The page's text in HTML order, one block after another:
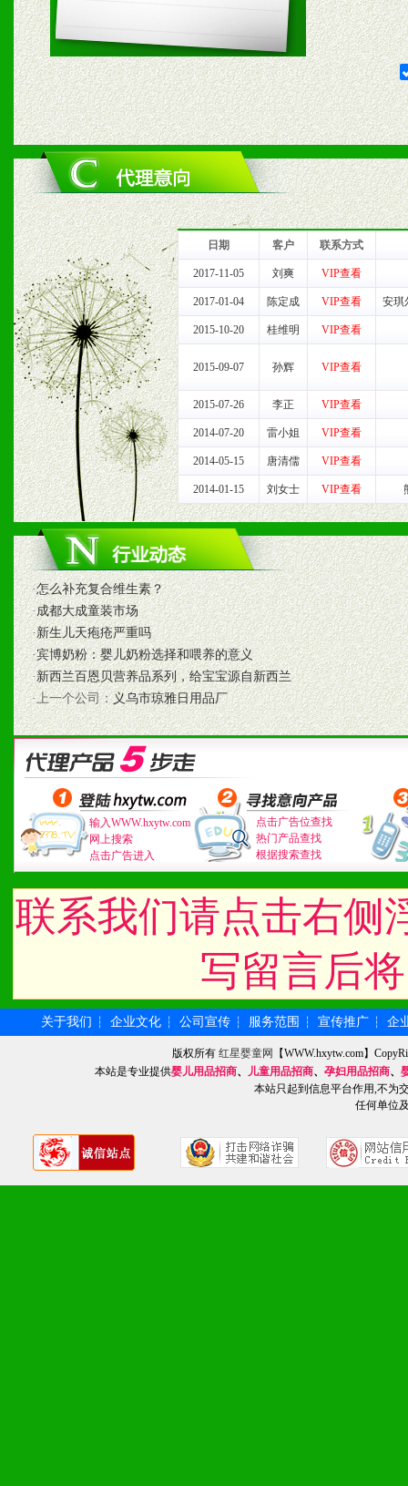
五、退换货制度
1、给予前期市场操作一定
2、对于临期，滞销品给予
六、服务优势
1、完善的信息服务咨询中
我们将及时回复您的疑问。
2、售后服务：突发性产品
以及时受理记录并合理妥
3、我们时刻整理各区销售
时收编销售效果显着的案
七、招商代理（全国各地）
1、认同我们的经营理念。
2、具备较好商业信誉和资
3、具备区域内良好的终端
4、具备一定业务团队能力
道，医药渠道并为之提供
5、具备较强的市场操作意
八、品牌产品
1、不断提升品牌的知名度
2、不断开创新产品不断满
化。
九、加盟优势
1、广告企划支持：产品手
品全面配赠，免费提供软
册、专柜咨询手册等各种
2、市场保护支持：供优质
统一底价供货、严格保证
日期 客户 联系方式
2017-11-05 刘爽 VIP查看
2017-01-04 陈定成 VIP查看 安琪
2015-10-20 桂维明 VIP查看
2015-09-07 孙辉 VIP查看
2015-07-26 李正 VIP查看
2014-07-20 雷小姐 VIP查看
2014-05-15 唐清儒 VIP查看
2014-01-15 刘女士 VIP查看
·怎么补充复合维生素？
·成都大成童装市场
·新生儿天疱疮严重吗
·宾博奶粉：婴儿奶粉选择和喂养的意义
·新西兰百恩贝营养品系列，给宝宝源自新西兰
·上一个公司：义乌市琼雅日用品厂
输入WWW.hxytw.com
网上搜索
点击广告进入
点击广告位查找
热门产品查找
根据搜索查找
联系我们请点击右侧
写留言后
关于我们 ┆ 企业文化 ┆ 公司宣传 ┆ 服务范围 ┆ 宣传推广 ┆ 企
版权所有红星婴童网
【WWW.hxytw.com】
本站是专业提供婴儿用品招商、 儿童用品招商、 孕妇用品招商、
本站只起到信息平台作用,不为
任何单位